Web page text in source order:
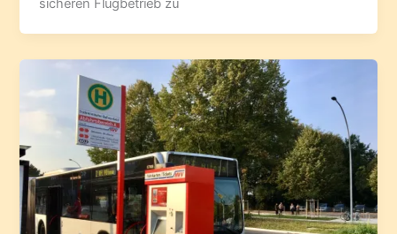
sicheren Flugbetrieb zu